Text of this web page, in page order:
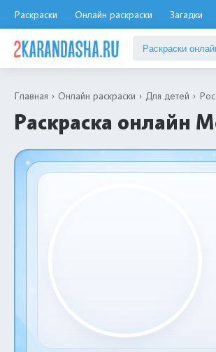
Раскраски Онлайн раскраски Загадки
Главная Онлайн раскраски Для детей
Раскраска онлайн